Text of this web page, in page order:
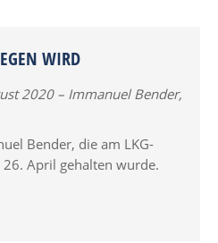
WIRD
2020 – Immanuel Bender,
Bender, die am LKG-
April gehalten wurde.